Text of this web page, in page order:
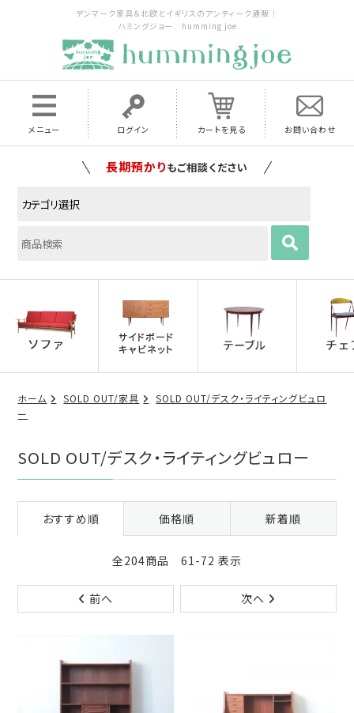
デンマーク家具＆北欧とイギリスのアンティーク通販｜
ハミングジョー humming joe
メニュー ログイン カートを見る お問い合わせ
家具の配送料は全国当店で負担いたします
ホーム SOLD OUT/家具
SOLD OUT/デスク・ライティングビュロ
ー
SOLD OUT/デスク・ライティングビュロー
おすすめ順 価格順 新着順
全204商品 61-72 表示
前へ 次へ